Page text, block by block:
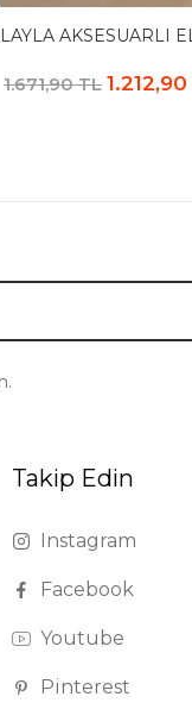
LAYLA AKSESUARLI
1.671,90 TL
Takip Edin
Instagram
Facebook
Youtube
Pinterest